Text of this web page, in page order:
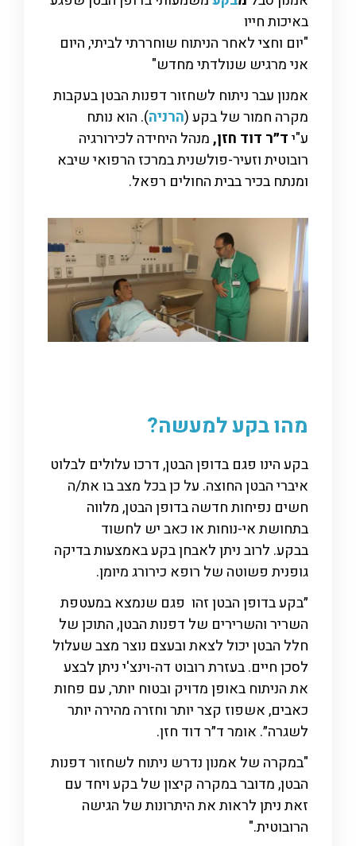
באיכות חייו
"יום וחצי לאחר הניתוח שוחררתי לביתי, היום
אני מרגיש שנולדתי מחדש"
אמנון עבר ניתוח לשחזור דפנות הבטן בעקבות
מקרה חמור של בקע (הרניה). הוא נותח
ע"יד״ר דוד חזן,מנהל היחידה לכירורגיה
רובוטית וזעיר-פולשנית במרכז הרפואי שיבא
ומנתח בכיר בבית החולים רפאל.
מהו בקע למעשה?
בקע הינו פגם בדופן הבטן, דרכו עלולים לבלוט
איברי הבטן החוצה. על כן בכל מצב בו את/ה
חשים נפיחות חדשה בדופן הבטן, מלווה
בתחושת אי-נוחות או כאב יש לחשוד
בבקע. לרוב ניתן לאבחן בקע באמצעות בדיקה
גופנית פשוטה של רופא כירורג מיומן.
״בקע בדופן הבטן זהו פגם שנמצא במעטפת
השריר והשרירים של דפנות הבטן, התוכן של
חלל הבטן יכול לצאת ובעצם נוצר מצב שעלול
לסכן חיים. בעזרת רובוט דה-וינצ'י ניתן לבצע
את הניתוח באופן מדויק ובטוח יותר, עם פחות
כאבים, אשפוז קצר יותר וחזרה מהירה יותר
לשגרה״. אומר ד״ר דוד חזן.
"במקרה של אמנון נדרש ניתוח לשחזור דפנות
הבטן, מדובר במקרה קיצון של בקע ויחד עם
זאת ניתן לראות את היתרונות של הגישה
הרובוטית."